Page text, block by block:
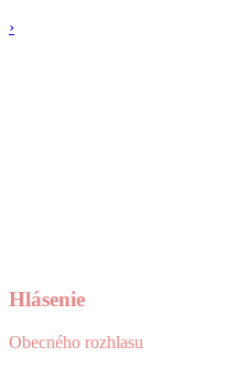
›
Hlásenie
Obecného rozhlasu